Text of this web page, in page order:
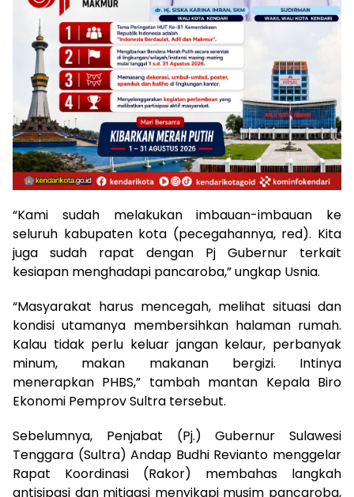
“Kami sudah melakukan imbauan-imbauan ke
seluruh kabupaten kota (pecegahannya, red). Kita
juga sudah rapat dengan Pj Gubernur terkait
kesiapan menghadapi pancaroba,” ungkap Usnia.
“Masyarakat harus mencegah, melihat situasi dan
kondisi utamanya membersihkan halaman rumah.
Kalau tidak perlu keluar jangan kelaur, perbanyak
minum, makan makanan bergizi. Intinya
menerapkan PHBS,” tambah mantan Kepala Biro
Ekonomi Pemprov Sultra tersebut.
Sebelumnya, Penjabat (Pj.) Gubernur Sulawesi
Tenggara (Sultra) Andap Budhi Revianto menggelar
Rapat Koordinasi (Rakor) membahas langkah
antisipasi dan mitigasi menyikapi musim pancaroba,